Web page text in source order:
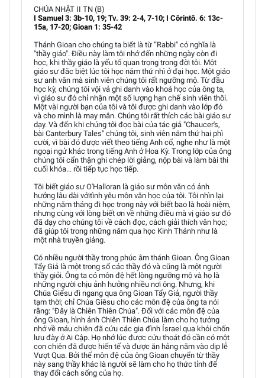
CHÚA NHẬT II TN (B)
I Samuel 3: 3b-10, 19; Tv. 39: 2-4, 7-10; I Côrintô. 6: 13c-
15a, 17-20; Gioan 1: 35-42
Thánh Gioan cho chúng ta biết là từ “Rabbi" có nghĩa là
"thầy giáo". Điều này làm tôi nhớ đến những ngày còn đi
học, khi thầy giáo là yếu tố quan trọng trong đời tôi. Một
giáo sư đăc biệt lúc tôi học năm thứ nhì ở đại học. Một giáo
sư anh văn mà sinh viên chúng tôi rất ngưỡng mộ. Từ đầu
học kỳ, chúng tôi vội vả ghi danh vào khoá học của ông ta,
vì giáo sư đó chỉ nhận một số lượng hạn chế sinh viên thôi.
Một vài người bạn của tôi và tôi được ghi danh vào lớp đó
và cho mình là may mắn. Chúng tôi rất thích các bài giáo sư
dạy. Và đến khi chúng tôi đọc bài của tác giả "Chaucer's,
bài Canterbury Tales" chúng tôi, sinh viên năm thứ hai phì
cười, vì bài đó được viết theo tiếng Anh cổ, nghe như là một
ngoại ngử khác trong tiếng Anh ở Hoa Kỳ. Trong lớp của ông
chúng tôi cẩn thận ghi chép lời giảng, nộp bài và làm bài thi
cuối khóa... rồi tiếp tục học tiếp.
Tôi biết giáo sư O'Halloran là giáo sư môn văn có ảnh
hưởng lâu dài vớitình yêu môn văn học của tôi. Tôi nhìn lại
những năm tháng đi học trong này với biết bao là hoài niệm,
nhưng cùng với lòng biết ơn về những điều mà vị giáo sư đó
đã dạy cho chúng tôi về cách đọc, cách giải thích văn học;
đã giúp tôi trong những năm qua học Kinh Thánh như là
một nhà truyền giảng.
Có nhiều người thầy trong phúc âm thánh Gioan. Ông Gioan
Tẩy Giả là một trong số các thầy đó và cũng là một người
thầy giỏi. Ông ta có môn đệ hết lòng ngưỡng mộ và họ là
những người chịu ảnh hưởng nhiều nơi ông. Nhưng, khi
Chúa Giếsu đi ngang qua ông Gioan Tẩy Giả, người thầy
tạm thời; chỉ Chúa Giêsu cho các môn đệ của ông ta nói
rằng: "Đây là Chiên Thiên Chúa". Đối với các môn đệ của
ông Gioan, hình ảnh Chiên Thiên Chúa làm cho họ tưởng
nhớ về máu chiên đã cứu các gia đình Ísrael qua khỏi chốn
lưu đày ở Ai Cập. Họ nhớ lúc được cứu thoát đó cần có một
con chiên đã được hiến tế và được ăn hằng năm vào dịp lễ
Vượt Qua. Bởi thế môn đệ của ông Gioan chuyển từ thầy
này sang thầy khác là người sẽ làm cho họ thức tỉnh để
thay đổi cách sống của họ.